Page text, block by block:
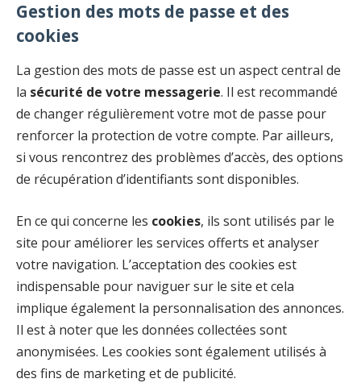
Gestion des mots de passe et des
cookies
La gestion des mots de passe est un aspect central de
la sécurité de votre messagerie. Il est recommandé
de changer régulièrement votre mot de passe pour
renforcer la protection de votre compte. Par ailleurs,
si vous rencontrez des problèmes d’accès, des options
de récupération d’identifiants sont disponibles.
En ce qui concerne les cookies, ils sont utilisés par le
site pour améliorer les services offerts et analyser
votre navigation. L’acceptation des cookies est
indispensable pour naviguer sur le site et cela
implique également la personnalisation des annonces.
Il est à noter que les données collectées sont
anonymisées. Les cookies sont également utilisés à
des fins de marketing et de publicité.